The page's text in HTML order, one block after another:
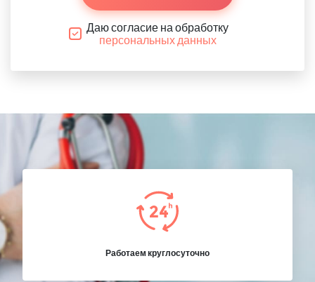
Даю согласие на обработку
персональных данных
Работаем круглосуточно